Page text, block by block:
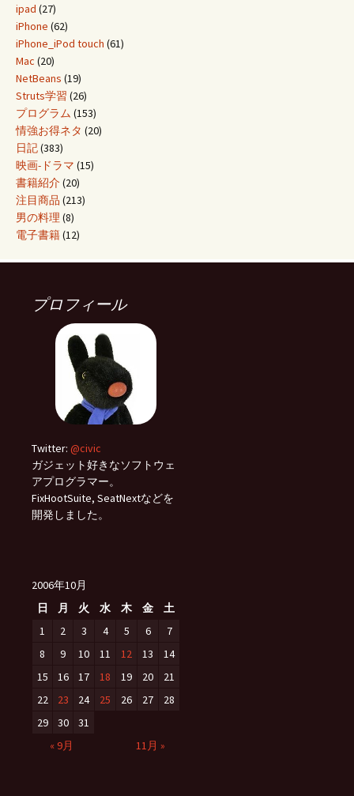
ipad (27)
iPhone (62)
iPhone_iPod touch (61)
Mac (20)
NetBeans (19)
Struts学習 (26)
プログラム (153)
情強お得ネタ (20)
日記(383)
映画-ドラマ (15)
書籍紹介(20)
注目商品 (213)
男の料理 (8)
電子書籍(12)
プロフィール
Twitter: @civic
ガジェット好きなソフトウェ
アプログラマー。
FixHootSuite, SeatNextなどを
開発しました。
2006年10月
日
月 火 水 木 金
土
1
2 3 4 5 6
7
8
9 10 11 12 13
14
15
16 17 18 19 20
21
22
23 24 25 26 27
28
29
30
31
« 9月
11月 »